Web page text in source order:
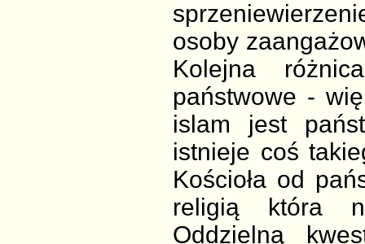
osoby
Kolejna
państwowe -
islam jest
istnieje coś
Kościoła od
religią która
Oddzielną